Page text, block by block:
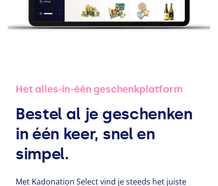
Het alles-in-één geschenk­plat­form
Bestel al je geschenken
in één keer, snel en
simpel.
Met Kadonation Select vind je steeds het juiste